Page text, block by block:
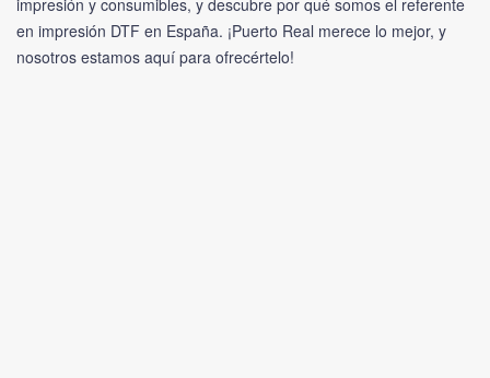
en impresión DTF en España. ¡Puerto Real merece lo mejor, y
nosotros estamos aquí para ofrecértelo!